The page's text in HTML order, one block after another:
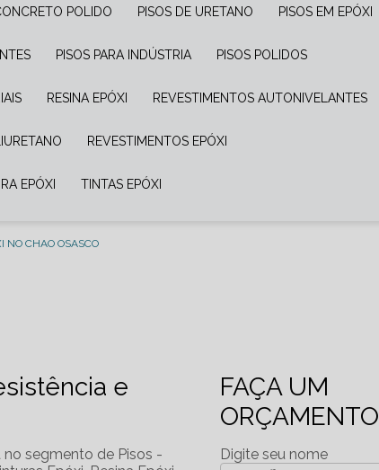
POLIDO PISOS DE URETANO PISOS EM EPÓXI
PISOS PARA INDÚSTRIA PISOS POLIDOS
RESINA EPÓXI REVESTIMENTOS AUTONIVELANTES
REVESTIMENTOS EPÓXI
EPÓXI TINTAS EPÓXI
NO CHAO OSASCO
e
segmento de Pisos -
FAÇA UM
ORÇAMENTO
Digite seu nome